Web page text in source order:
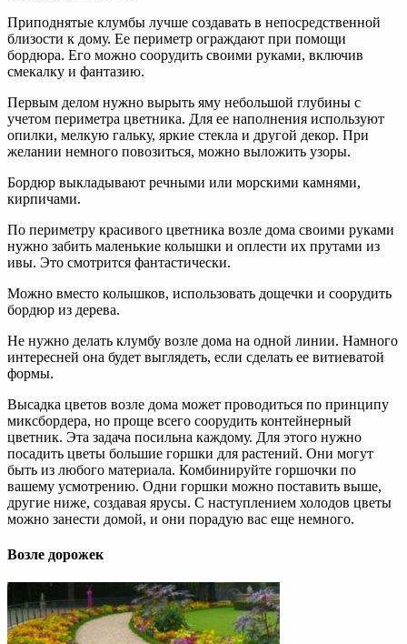
Приподнятые клумбы лучше создавать в непосредственной
близости к дому. Ее периметр ограждают при помощи
бордюра. Его можно соорудить своими руками, включив
смекалку и фантазию.
Первым делом нужно вырыть яму небольшой глубины с
учетом периметра цветника. Для ее наполнения используют
опилки, мелкую гальку, яркие стекла и другой декор. При
желании немного повозиться, можно выложить узоры.
Бордюр выкладывают речными или морскими камнями,
кирпичами.
По периметру красивого цветника возле дома своими руками
нужно забить маленькие колышки и оплести их прутами из
ивы. Это смотрится фантастически.
Можно вместо колышков, использовать дощечки и соорудить
бордюр из дерева.
Не нужно делать клумбу возле дома на одной линии. Намного
интересней она будет выглядеть, если сделать ее витиеватой
формы.
Высадка цветов возле дома может проводиться по принципу
миксбордера, но проще всего соорудить контейнерный
цветник. Эта задача посильна каждому. Для этого нужно
посадить цветы большие горшки для растений. Они могут
быть из любого материала. Комбинируйте горшочки по
вашему усмотрению. Одни горшки можно поставить выше,
другие ниже, создавая ярусы. С наступлением холодов цветы
можно занести домой, и они порадую вас еще немного.
Возле дорожек